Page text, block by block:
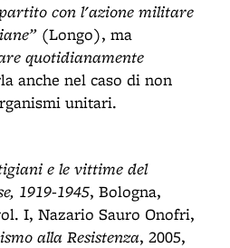
con l'azione militare
(Longo), ma
quotidianamente
anche nel caso di non
unitari.
e le vittime del
1919-1945, Bologna,
I, Nazario Sauro Onofri,
alla Resistenza, 2005,